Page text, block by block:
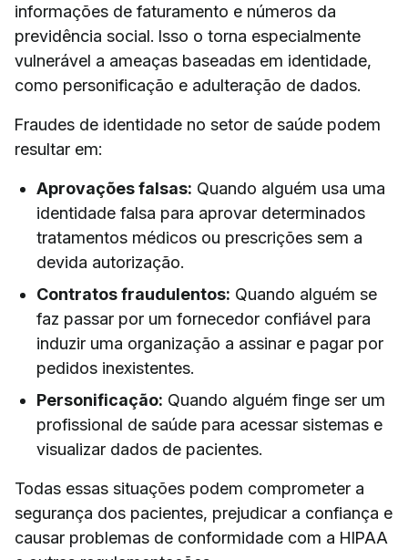
informações de faturamento e números da
previdência social. Isso o torna especialmente
vulnerável a ameaças baseadas em identidade,
como personificação e adulteração de dados.
Fraudes de identidade no setor de saúde podem
resultar em:
Aprovações falsas: Quando alguém usa uma
identidade falsa para aprovar determinados
tratamentos médicos ou prescrições sem a
devida autorização.
Contratos fraudulentos: Quando alguém se
faz passar por um fornecedor confiável para
induzir uma organização a assinar e pagar por
pedidos inexistentes.
Personificação: Quando alguém finge ser um
profissional de saúde para acessar sistemas e
visualizar dados de pacientes.
Todas essas situações podem comprometer a
segurança dos pacientes, prejudicar a confiança e
causar problemas de conformidade com a HIPAA